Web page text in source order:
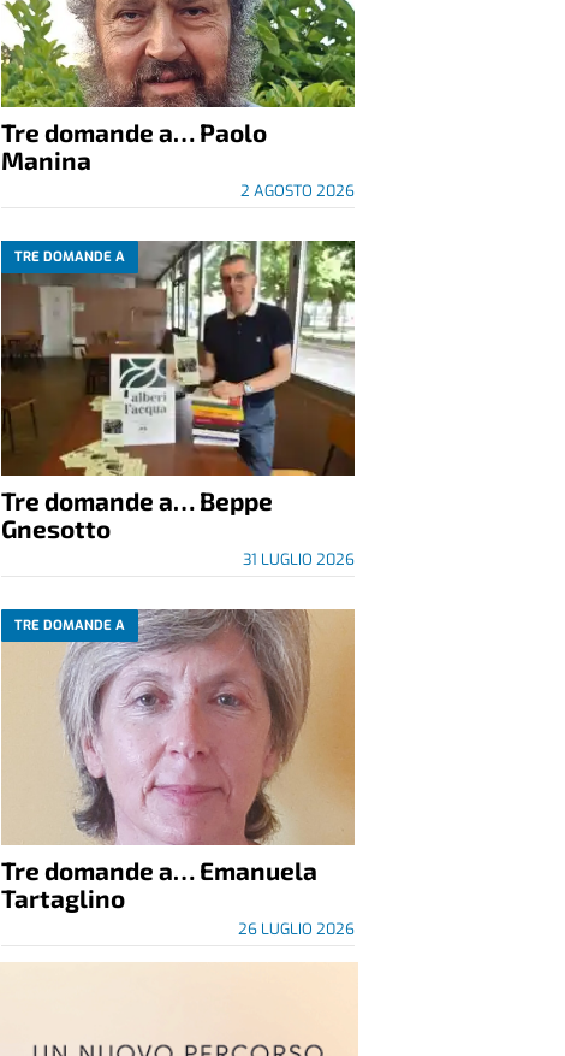
Tre domande a… Paolo
Manina
2 AGOSTO 2026
TRE DOMANDE A
Tre domande a… Beppe
Gnesotto
31 LUGLIO 2026
TRE DOMANDE A
Tre domande a… Emanuela
Tartaglino
26 LUGLIO 2026